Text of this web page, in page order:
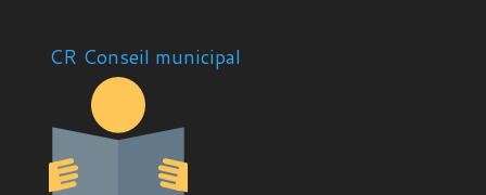
CR Conseil municipal